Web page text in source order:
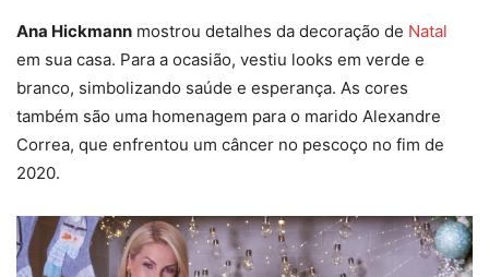
Ana Hickmann mostrou detalhes da decoração de Natal
em sua casa. Para a ocasião, vestiu looks em verde e
branco, simbolizando saúde e esperança. As cores
também são uma homenagem para o marido Alexandre
Correa, que enfrentou um câncer no pescoço no fim de
2020.